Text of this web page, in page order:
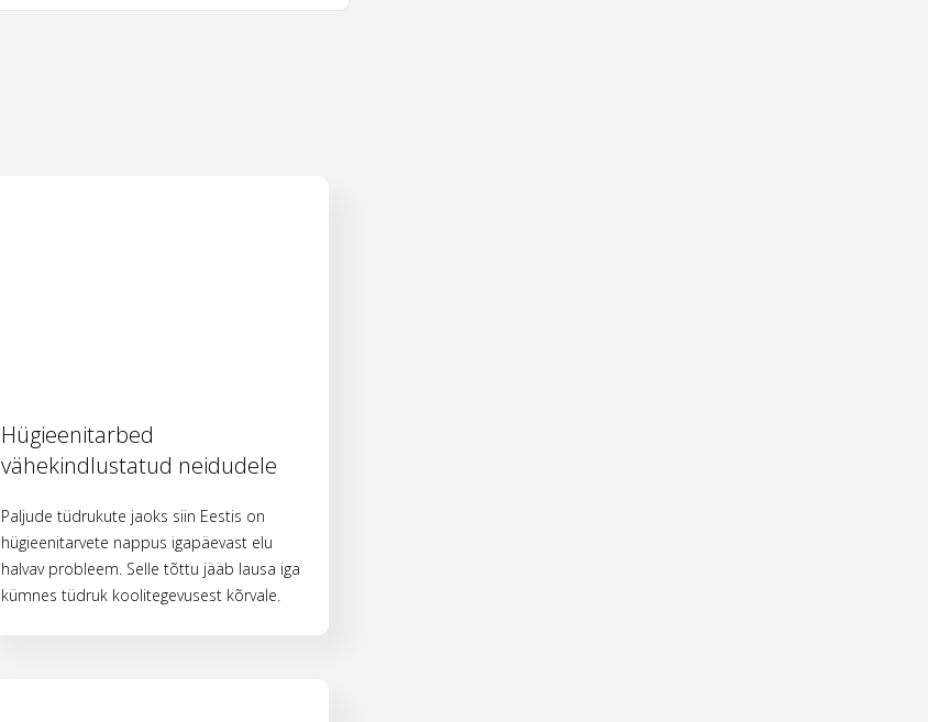
Hügieenitarbed
vähekindlustatud neidudele
Paljude tüdrukute jaoks siin Eestis on
hügieenitarvete nappus igapäevast elu
halvav probleem. Selle tõttu jääb lausa iga
kümnes tüdruk koolitegevusest kõrvale.